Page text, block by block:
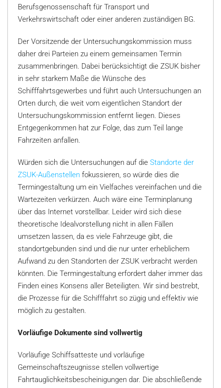
Berufsgenossenschaft für Transport und
Verkehrswirtschaft oder einer anderen zuständigen BG.
Der Vorsitzende der Untersuchungskommission muss
daher drei Parteien zu einem gemeinsamen Termin
zusammenbringen. Dabei berücksichtigt die ZSUK bisher
in sehr starkem Maße die Wünsche des
Schifffahrtsgewerbes und führt auch Untersuchungen an
Orten durch, die weit vom eigentlichen Standort der
Untersuchungskommission entfernt liegen. Dieses
Entgegenkommen hat zur Folge, das zum Teil lange
Fahrzeiten anfallen.
Würden sich die Untersuchungen auf die Standorte der
ZSUK-Außenstellen fokussieren, so würde dies die
Termingestaltung um ein Vielfaches vereinfachen und die
Wartezeiten verkürzen. Auch wäre eine Terminplanung
über das Internet vorstellbar. Leider wird sich diese
theoretische Idealvorstellung nicht in allen Fällen
umsetzen lassen, da es viele Fahrzeuge gibt, die
standortgebunden sind und die nur unter erheblichem
Aufwand zu den Standorten der ZSUK verbracht werden
könnten. Die Termingestaltung erfordert daher immer das
Finden eines Konsens aller Beteiligten. Wir sind bestrebt,
die Prozesse für die Schifffahrt so zügig und effektiv wie
möglich zu gestalten.
Vorläufige Dokumente sind vollwertig
Vorläufige Schiffsatteste und vorläufige
Gemeinschaftszeugnisse stellen vollwertige
Fahrtauglichkeitsbescheinigungen dar. Die abschließende